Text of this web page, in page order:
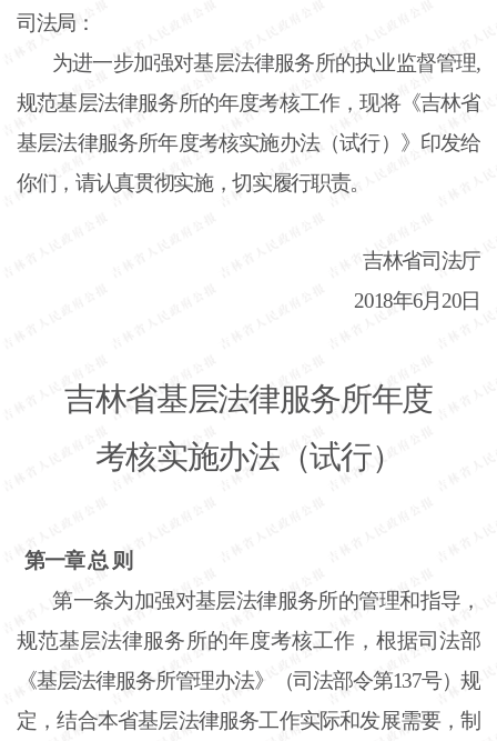
司法局：
为进一步加强对基层法律服务所的执业监督管理,
规范基层法律服务所的年度考核工作，现将《吉林省
基层法律服务所年度考核实施办法（试行）》印发给
你们，请认真贯彻实施，切实履行职责。
吉林省司法厅
2018年6月20日
吉林省基层法律服务所年度
考核实施办法（试行）
第一章 总 则
第一条为加强对基层法律服务所的管理和指导，
规范基层法律服务所的年度考核工作，根据司法部
《基层法律服务所管理办法》（司法部令第137号）规
定，结合本省基层法律服务工作实际和发展需要，制